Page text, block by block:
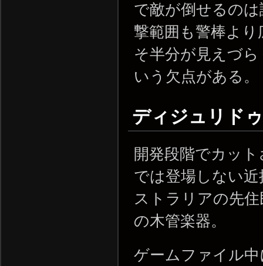
で敵が倒せるの
撃範囲も警棒よ
そ半分が見えづ
いう欠点がある。
ディジュリド
開発段階でカッ
では登場しない
ストラリアの先
の木管楽器。
ゲームファイル